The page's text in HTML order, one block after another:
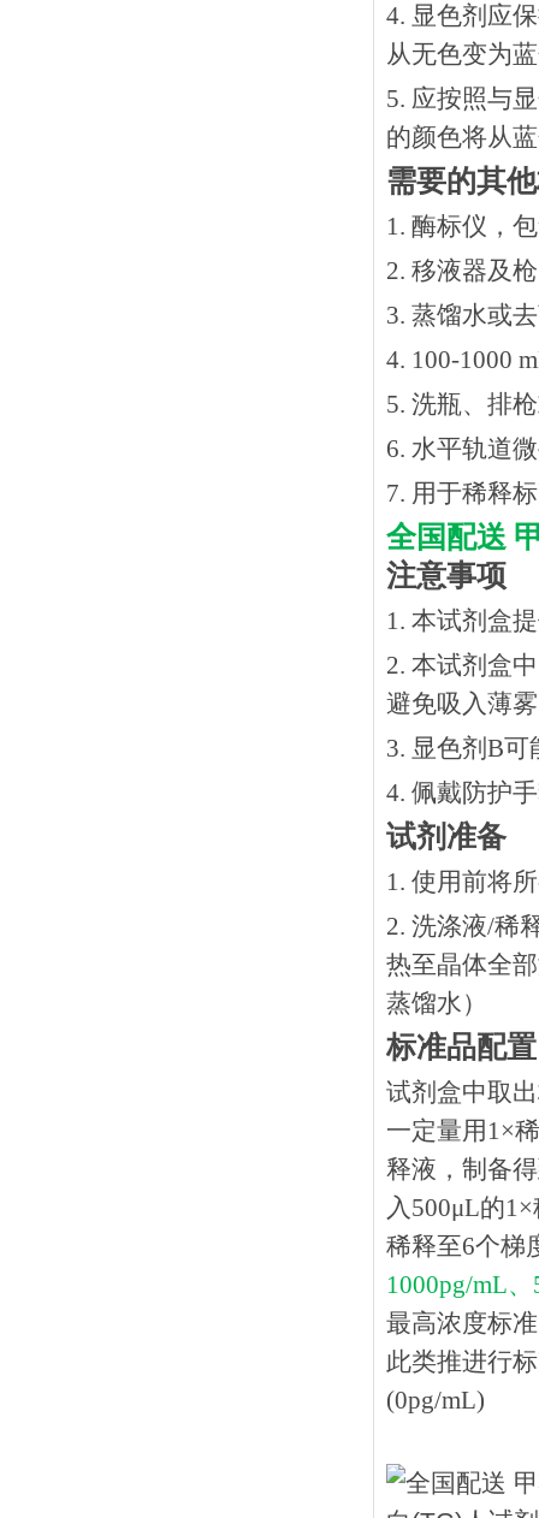
4. 显色剂应
从无色变为
5. 应按照与
的颜色将从
需要的其
1. 酶标仪，
2. 移液器及
3. 蒸馏水或
4. 100-1000
5. 洗瓶、排
6. 水平轨道
7. 用于稀释
全国配送
注意事项
1. 本试剂盒
2. 本试剂盒
避免吸入薄
3. 显色剂B
4. 佩戴防护
试剂准备
1. 使用前将
2. 洗涤液/稀
热⾄晶体全
蒸馏水）
标准品配置
试剂盒中取
一定量用1×
释液，制备
入500μL的
稀释至6个梯
1000pg/mL
最高浓度标
此类推进行
(0pg/mL)